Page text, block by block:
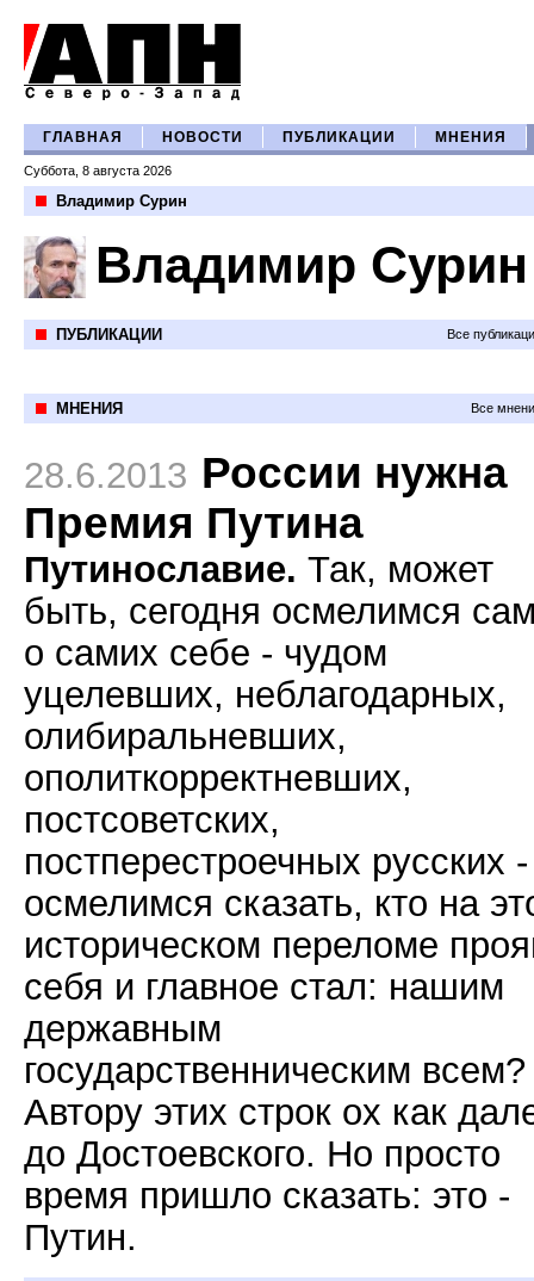
ГЛАВНАЯ НОВОСТИ ПУБЛИКАЦИИ МНЕНИЯ
Суббота, 8 августа 2026
Владимир Сурин
Владимир Сурин
ПУБЛИКАЦИИ Все
МНЕНИЯ Все
28.6.2013 России нужна
Премия Путина
Путинославие. Так, может
быть, сегодня осмелимся
о самих себе - чудом
уцелевших, неблагодарных,
олибиральневших,
ополиткорректневших,
постсоветских,
постперестроечных русских -
осмелимся сказать, кто на
историческом переломе
себя и главное стал: нашим
державным
государственническим всем?
Автору этих строк ох как
до Достоевского. Но просто
время пришло сказать: это -
Путин.